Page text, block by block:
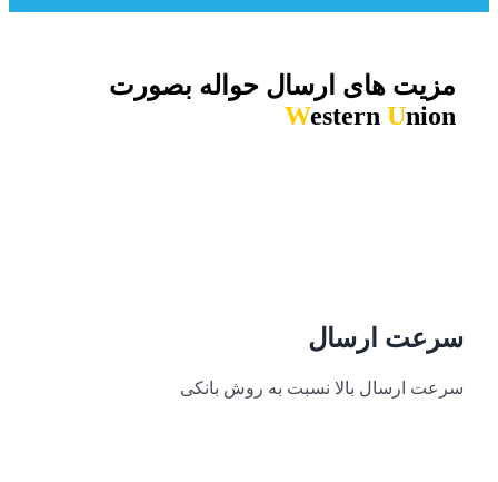
مزیت های ارسال حواله بصورت
WesternUnion
سرعت ارسال
سرعت ارسال بالا نسبت به روش بانکی